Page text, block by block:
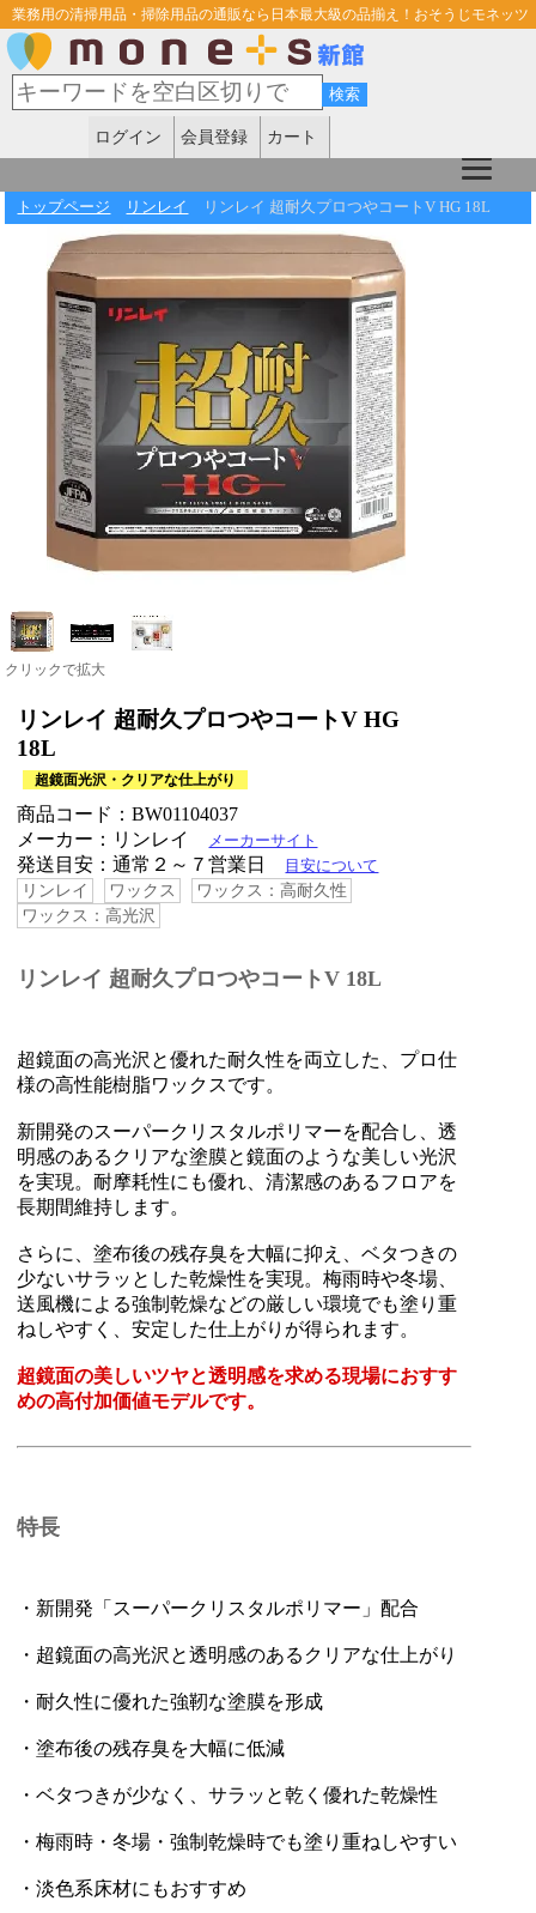
業務用の清掃用品・掃除用品の通販なら日本最大級の品揃え！おそうじモネッツ
ログイン 会員登録 カート
トップページ リンレイ リンレイ 超耐久プロつやコートV HG 18L
クリックで拡大
リンレイ 超耐久プロつやコートV HG
18L
超鏡面光沢・クリアな仕上がり
商品コード：BW01104037
メーカー：リンレイ
メーカーサイト
発送目安：通常２～７営業日 目安について
リンレイ ワックス
ワックス：高耐久性
ワックス：高光沢
リンレイ 超耐久プロつやコートV 18L
超鏡面の高光沢と優れた耐久性を両立した、プロ仕
様の高性能樹脂ワックスです。
新開発のスーパークリスタルポリマーを配合し、透
明感のあるクリアな塗膜と鏡面のような美しい光沢
を実現。耐摩耗性にも優れ、清潔感のあるフロアを
長期間維持します。
さらに、塗布後の残存臭を大幅に抑え、ベタつきの
少ないサラッとした乾燥性を実現。梅雨時や冬場、
送風機による強制乾燥などの厳しい環境でも塗り重
ねしやすく、安定した仕上がりが得られます。
超鏡面の美しいツヤと透明感を求める現場におすす
めの高付加価値モデルです。
特長
・新開発「スーパークリスタルポリマー」配合
・超鏡面の高光沢と透明感のあるクリアな仕上がり
・耐久性に優れた強靭な塗膜を形成
・塗布後の残存臭を大幅に低減
・ベタつきが少なく、サラッと乾く優れた乾燥性
・梅雨時・冬場・強制乾燥時でも塗り重ねしやすい
・淡色系床材にもおすすめ